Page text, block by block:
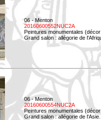
06 - Menton
20160600552NUC2A
Peintures monumentales
Grand salon : allégorie de
06 - Menton
20160600554NUC2A
Peintures monumentales
Grand salon : allégorie de l'Asie.